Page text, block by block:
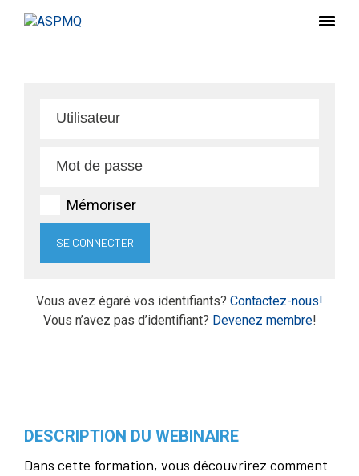
Mémoriser
Vous avez égaré vos identifiants? Contactez-nous!
Vous n’avez pas d’identifiant? Devenez membre!
DESCRIPTION DU WEBINAIRE
Dans cette formation, vous découvrirez comment